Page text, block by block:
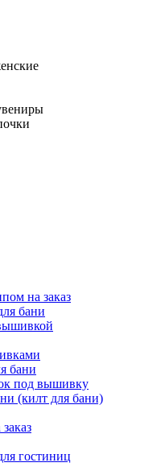
на заказ
бани
бани
под вышивку
(килт для бани)
гостиниц